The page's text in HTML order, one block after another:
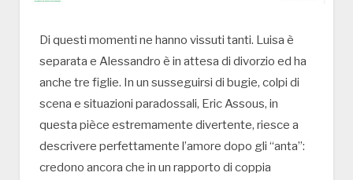
Di questi momenti ne hanno vissuti tanti. Luisa è
separata e Alessandro è in attesa di divorzio ed ha
anche tre figlie. In un susseguirsi di bugie, colpi di
scena e situazioni paradossali, Eric Assous, in
questa pièce estremamente divertente, riesce a
descrivere perfettamente l’amore dopo gli “anta”:
credono ancora che in un rapporto di coppia